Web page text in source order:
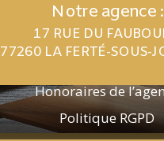
Notre agence :
17 RUE DU
77260 LA FERTÉ-SOUS-
Honoraires de
Politique RGPD